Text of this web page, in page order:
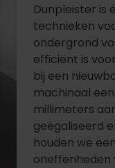
Dunpleister is
technieken
ondergrond
efficiënt is
bij een
machinaal
millimeters
geëgaliseerd
houden we
oneffenheden